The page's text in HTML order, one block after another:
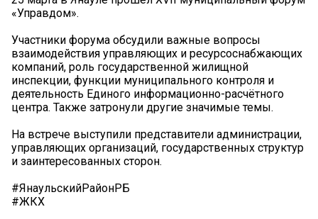
«Управдом».
Участники форума обсудили важные вопросы
взаимодействия управляющих и ресурсоснабжающих
компаний, роль государственной жилищной
инспекции, функции муниципального контроля и
деятельность Единого информационно-расчётного
центра. Также затронули другие значимые темы.
На встрече выступили представители администрации,
управляющих организаций, государственных структур
и заинтересованных сторон.
#ЯнаульскийРайонРБ
#ЖКХ